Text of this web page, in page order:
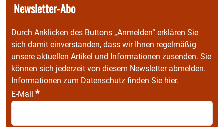
Newsletter-Abo
Durch Anklicken des Buttons „Anmelden“ erklären Sie
sich damit einverstanden, dass wir Ihnen regelmäßig
unsere aktuellen Artikel und Informationen zusenden. Sie
können sich jederzeit von diesem Newsletter abmelden.
Informationen zum Datenschutz finden Sie hier.
E-Mail *